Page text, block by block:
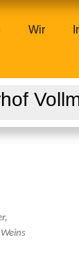
Wir